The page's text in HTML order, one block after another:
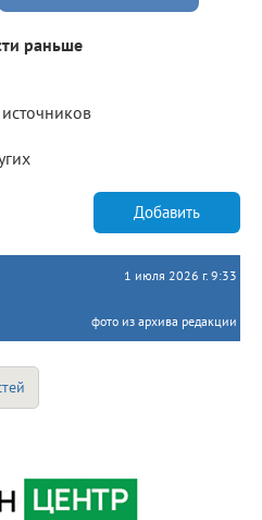
раньше
Добавить
1 июля 2026 г. 9:33
фото из архива редакции